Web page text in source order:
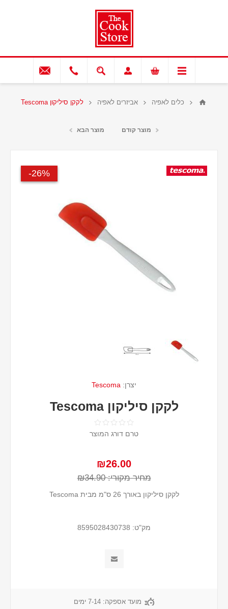
כלים לאפיה אביזרים לאפיה לקקן סיליקון Tescoma
מוצר קודם מוצר הבא
26%-
יצרן: Tescoma
לקקן סיליקון Tescoma
טרם דורג המוצר
₪26.00
מחיר מקורי: ₪34.90
לקקן סיליקון באורך 26 ס"מ מבית Tescoma
מק"ט: 8595028430738
מועד אספקה: 7-14 ימים